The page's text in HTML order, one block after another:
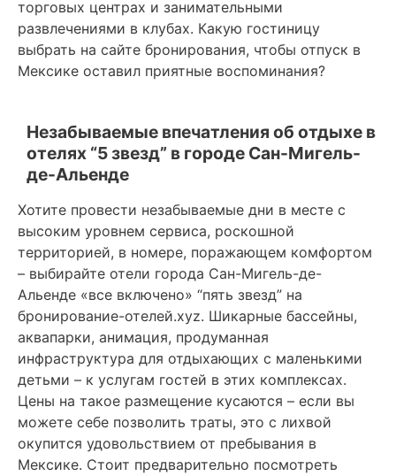
торговых центрах и занимательными
развлечениями в клубах. Какую гостиницу
выбрать на сайте бронирования, чтобы отпуск в
Мексике оставил приятные воспоминания?
Незабываемые впечатления об отдыхе в
отелях “5 звезд” в городе Сан-Мигель-
де-Альенде
Хотите провести незабываемые дни в месте с
высоким уровнем сервиса, роскошной
территорией, в номере, поражающем комфортом
– выбирайте отели города Сан-Мигель-де-
Альенде «все включено» “пять звезд” на
бронирование-отелей.xyz. Шикарные бассейны,
аквапарки, анимация, продуманная
инфраструктура для отдыхающих с маленькими
детьми – к услугам гостей в этих комплексах.
Цены на такое размещение кусаются – если вы
можете себе позволить траты, это с лихвой
окупится удовольствием от пребывания в
Мексике. Стоит предварительно посмотреть